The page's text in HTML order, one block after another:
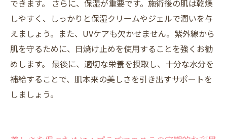
できます。 さらに、保湿が重要です。施術後の肌は乾燥
しやすく、しっかりと保湿クリームやジェルで潤いを与
えましょう。また、UVケアも欠かせません。紫外線から
肌を守るために、日焼け止めを使用することを強くお勧
めします。 最後に、適切な栄養を摂取し、十分な水分を
補給することで、肌本来の美しさを引き出すサポートを
しましょう。